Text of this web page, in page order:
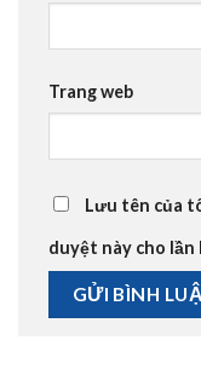
Trang web
Lưu tên của
duyệt này cho lần